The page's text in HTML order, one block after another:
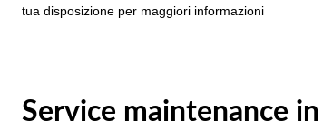
tua disposizione per maggiori informazioni
Service maintenance